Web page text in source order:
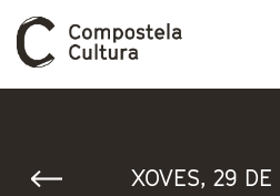
XOVES, 29 DE